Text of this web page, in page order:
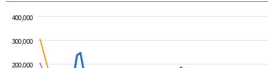
200,000
300,000
400,000